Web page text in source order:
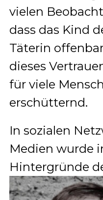
vielen
dass das Kind
Täterin
dieses
für viele
erschütternd.
In sozialen
Medien wurde
Hintergründe